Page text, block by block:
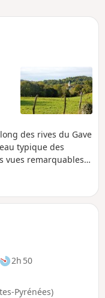
des rives du Gave
typique des
vues remarquables
2h 50
Pyrénées)